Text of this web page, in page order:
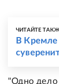
ЧИТАЙТЕ
В
"Одно дело